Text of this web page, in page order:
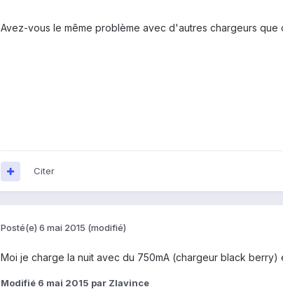
Avez-vous le même problème avec d'autres chargeurs que
Citer
Posté(e) 6 mai 2015 (modifié)
Moi je charge la nuit avec du 750mA (chargeur black berry)
Modifié 6 mai 2015 par Zlavince